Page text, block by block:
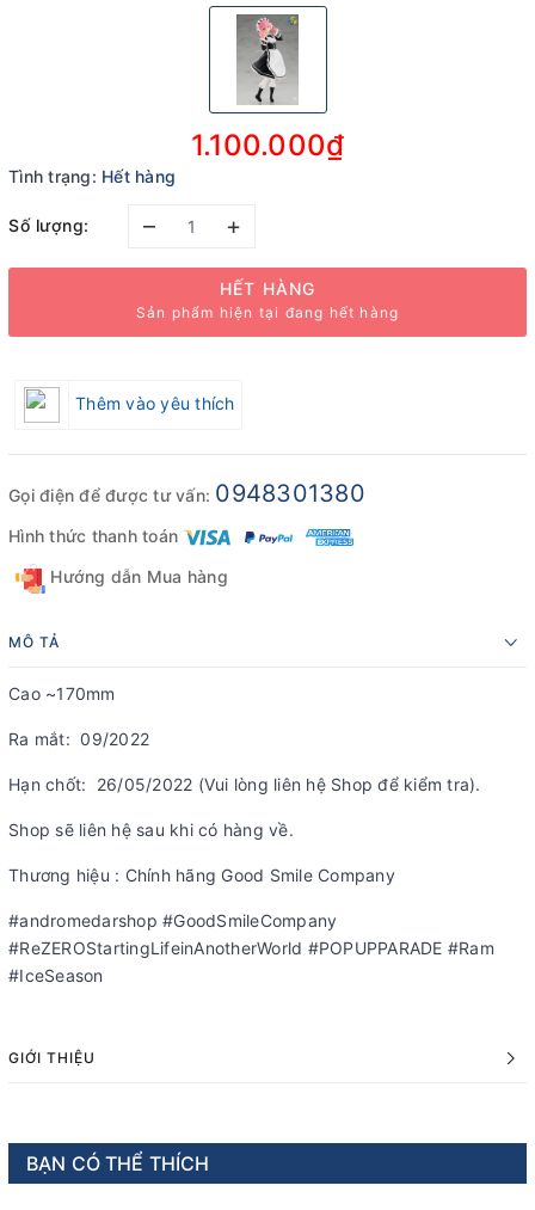
1.100.000₫
Tình trạng: Hết hàng
Số lượng: – +
HẾT HÀNG
Sản phẩm hiện tại đang hết hàng
Thêm vào yêu thích
Gọi điện để được tư vấn: 0948301380
Hình thức thanh toán
Hướng dẫn Mua hàng
MÔ TẢ
Cao ~170mm
Ra mắt: 09/2022
Hạn chốt: 26/05/2022 (Vui lòng liên hệ Shop để kiểm tra).
Shop sẽ liên hệ sau khi có hàng về.
Thương hiệu : Chính hãng Good Smile Company
#andromedarshop #GoodSmileCompany
#ReZEROStartingLifeinAnotherWorld #POPUPPARADE #Ram
#IceSeason
GIỚI THIỆU
BẠN CÓ THỂ THÍCH